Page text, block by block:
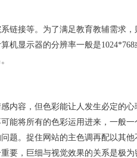
链接等。为了满足教育教辅需求，
机显示器的分辨率一般是1024*768
内容，但色彩能让人发生必定的心
能将所有的色彩运用进来，一般一
题。捉住网站的主色调再配以其他
要，巨细与视觉效果的关系是极为